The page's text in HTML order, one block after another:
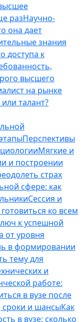
разНаучно-
она дает
знания
доступа к
высшего
на рынке
талант?
Перспективы
Мягкие и
и построении
страх
сфере: как
Сессия и
ко всем
к успешной
от уровня
в формировании
тему для
и
работе:
в вузе после
сроки и шансыКак
в вузе: сколько